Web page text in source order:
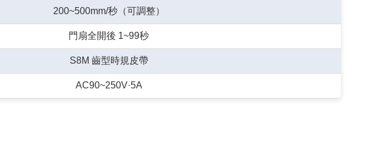
200~500mm/秒（可調整）
門扇全開後 1~99秒
S8M 齒型時規皮帶
AC90~250V·5A